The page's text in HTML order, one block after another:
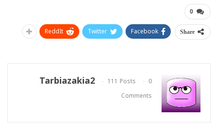
0
Share
Facebook
Twitter
ReddIt
Tarbiazakia2 111 Posts
0
Comments